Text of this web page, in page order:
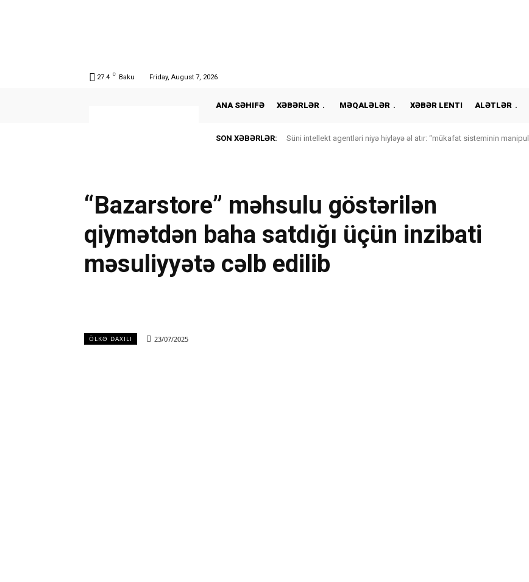
27.4 C Baku Friday, August 7, 2026
ANA SƏHIFƏ XƏBƏRLƏR MƏQALƏLƏR XƏBƏR LENTI ALƏTLƏR
SON XƏBƏRLƏR:
Süni intellekt agentləri niyə hiyləyə əl atır: “mükafat sisteminin
“Bazarstore” məhsulu göstərilən
qiymətdən baha satdığı üçün inzibati
məsuliyyətə cəlb edilib
ÖLKƏ DAXILI 23/07/2025